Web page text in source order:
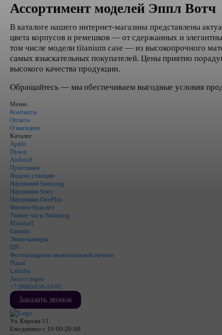
Ассортимент моделей Эппл Вотч
В каталоге нашего интернет-магазина представлены
цвета корпусов и ремешков — от сдержанных и
том числе модели titanium case — из высокопрочного
самых взыскательных покупателей. Цены приятно
высокого качества продукции.
Обращайтесь — мы обеспечиваем выгодные условия
Меню
Контакты
Оплата
О магазине
Каталог
Apple
Dyson
Android
Приставки
Яндекс станции
Наушники Samsung
Наушники Sony
Наушники OnePlus
Фитнес-браслет
Умные часы Samsung
Marshall
Garmin
Экшн-камеры
DJI
Фотоаппараты моментальной печати
Plaud
Labubu
Аксессуары
+7 (906) 630-10-91
Заказать звонок
Ул. Кирова 11
Ежедневно с 10:00-20:00